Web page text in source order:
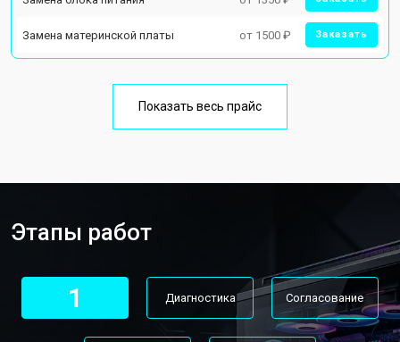
Замена материнской платы от 1500 ₽ Заказать
Показать весь прайс
Этапы работ
1 Диагностика Согласование